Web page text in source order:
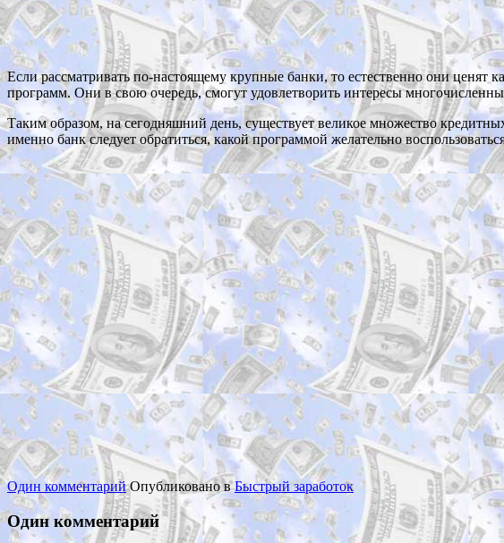
Если рассматривать по-настоящему крупные банки, то естественно они ценят
программ. Они в свою очередь, смогут удовлетворить интересы
Таким образом, на сегодняшний день, существует великое множество
именно банк следует обратиться, какой программой желательно
Один комментарий Опубликовано вБыстрый заработок
Один комментарий